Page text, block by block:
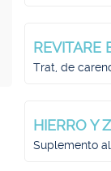
REVITARE
Trat, de
HIERRO Y
Suplemento